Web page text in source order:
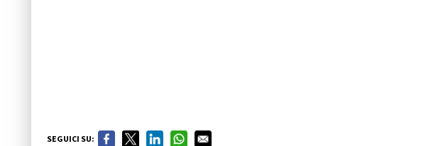
SEGUICI SU: